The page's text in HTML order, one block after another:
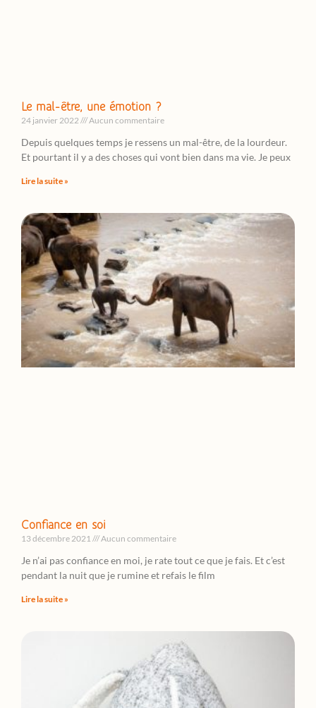
Le mal-être, une émotion ?
24 janvier 2022 Aucun commentaire
Depuis quelques temps je ressens un mal-être, de la lourdeur.
Et pourtant il y a des choses qui vont bien dans ma vie. Je peux
Lire la suite »
Confiance en soi
13 décembre 2021 Aucun commentaire
Je n’ai pas confiance en moi, je rate tout ce que je fais. Et c’est
pendant la nuit que je rumine et refais le film
Lire la suite »